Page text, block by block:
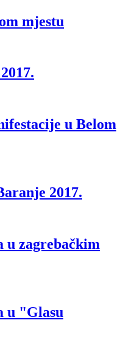
mjestu
u Belom
2017.
u zagrebačkim
u "Glasu